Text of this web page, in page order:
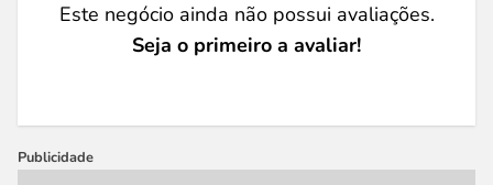
Este negócio ainda não possui avaliações.
Seja o primeiro a avaliar!
Publicidade